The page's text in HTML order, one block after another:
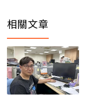
相關文章